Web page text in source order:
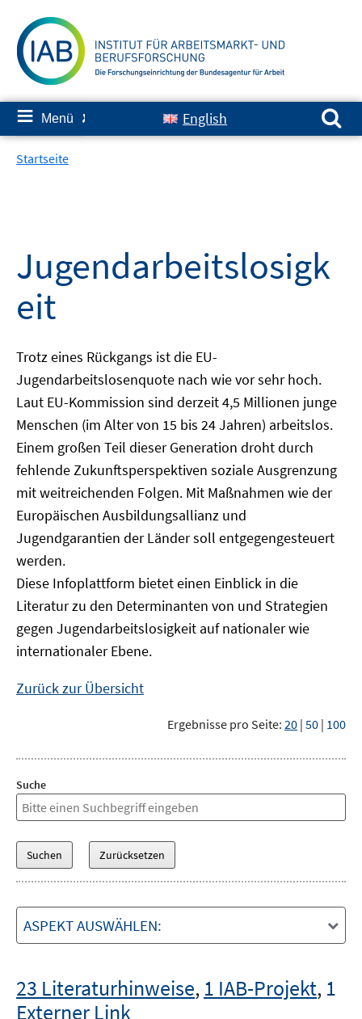
zum
Inhalt
≡ Menü ✘ English
Suchen nach:
Startseite
Jugendarbeitslosigk
eit
Trotz eines Rückgangs ist die EU-
Jugendarbeitslosenquote nach wie vor sehr hoch.
Laut EU-Kommission sind derzeit 4,5 Millionen junge
Menschen (im Alter von 15 bis 24 Jahren) arbeitslos.
Einem großen Teil dieser Generation droht durch
fehlende Zukunftsperspektiven soziale Ausgrenzung
mit weitreichenden Folgen. Mit Maßnahmen wie der
Europäischen Ausbildungsallianz und
Jugendgarantien der Länder soll entgegengesteuert
werden.
Diese Infoplattform bietet einen Einblick in die
Literatur zu den Determinanten von und Strategien
gegen Jugendarbeitslosigkeit auf nationaler wie
internationaler Ebene.
Zurück zur Übersicht
Ergebnisse pro Seite: 20 | 50 | 100
Suche
ASPEKT AUSWÄHLEN:
23 Literaturhinweise, 1 IAB-Projekt, 1
Externer Link